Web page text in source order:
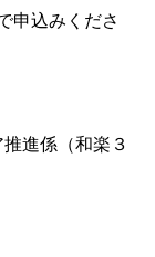
申込みくださ
進係（和楽３